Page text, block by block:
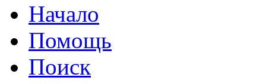
Начало
Помощь
Поиск